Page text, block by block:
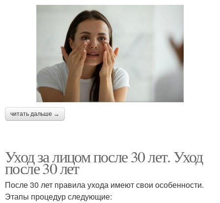
читать дальше →
Уход за лицом после 30 лет. Уход
после 30 лет
После 30 лет правила ухода имеют свои особенности.
Этапы процедур следующие: